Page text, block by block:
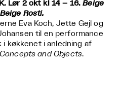
Lør 2 okt kl 14 – 16.Beige
Rosti.
Eva Koch, Jette Gejl og
til en performance
i køkkenet i anledning af
Concepts and Objects.